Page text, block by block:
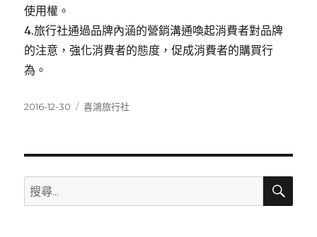
使用權。
4.旅行社通過品牌內涵的營銷溝通喚起消費者對品牌
的注意，強化消費者的態度，促成消費者的購買行
為。
發
2016-12-30
分
喜鴻旅行社
搜
尋
搜